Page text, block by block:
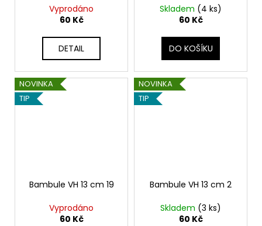
Vyprodáno
60 Kč
DETAIL
Skladem (4 ks)
60 Kč
DO KOŠÍKU
NOVINKA
TIP
Bambule VH 13 cm 19
Vyprodáno
60 Kč
NOVINKA
TIP
Bambule VH 13 cm 2
Skladem (3 ks)
60 Kč